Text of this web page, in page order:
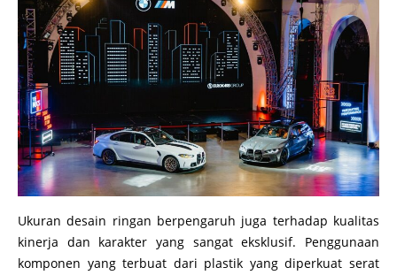
Ukuran desain ringan berpengaruh juga terhadap kualitas
kinerja dan karakter yang sangat eksklusif. Penggunaan
komponen yang terbuat dari plastik yang diperkuat serat